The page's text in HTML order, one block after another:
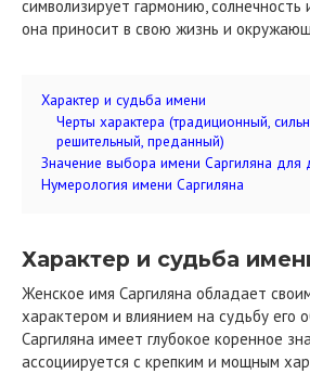
символизирует гармонию, солнечность
она приносит в свою жизнь и
Характер и судьба имени
Черты характера (традиционный,
решительный, преданный)
Значение выбора имени Саргиляна для
Нумерология имени Саргиляна
Характер и судьба
Женское имя Саргиляна обладает
характером и влиянием на судьбу его
Саргиляна имеет глубокое коренное
ассоциируется с крепким и мощным